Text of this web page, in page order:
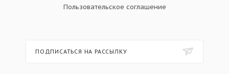
Пользовательское соглашение
ПОДПИСАТЬСЯ НА РАССЫЛКУ